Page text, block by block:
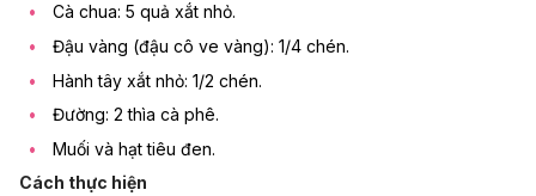
Cà chua: 5 quả xắt nhỏ.
Đậu vàng (đậu cô ve vàng): 1/4 chén.
Hành tây xắt nhỏ: 1/2 chén.
Đường: 2 thìa cà phê.
Muối và hạt tiêu đen.
Cách thực hiện